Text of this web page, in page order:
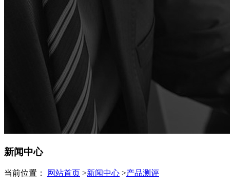
新闻中心
当前位置： 网站首页 >新闻中心 >产品测评